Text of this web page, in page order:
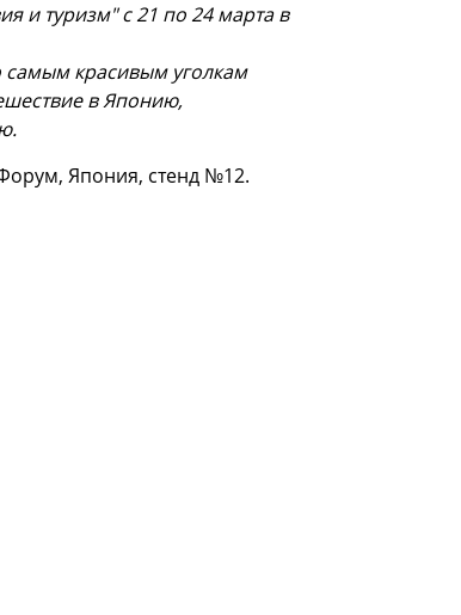
и туризм" с 21 по 24 марта в
красивым уголкам
в Японию,
Япония, стенд №12.